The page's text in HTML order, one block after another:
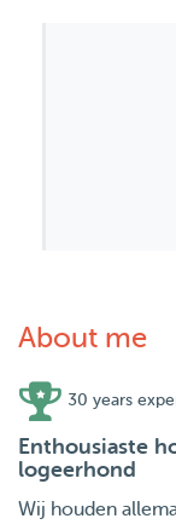
About me
30 years
Enthousiaste
logeerhond
Wij houden